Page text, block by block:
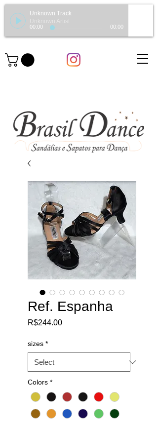
Unknown Track
Unknown Artist
00:00 00:00
Ref. Espanha
R$244.00Price
sizes *
Colors *